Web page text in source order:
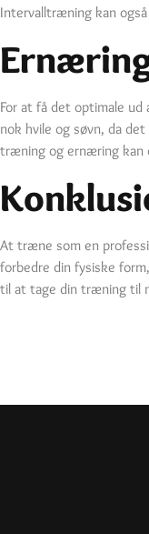
Intervalltræning kan
For at få det optimale
nok hvile og søvn, da
træning og ernæring kan
At træne som en
forbedre din fysiske
til at tage din træning til